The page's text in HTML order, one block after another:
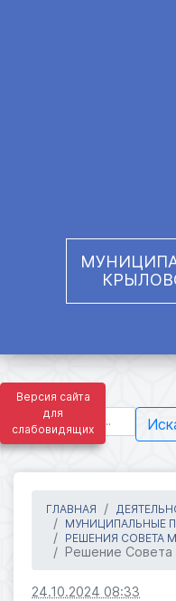
Версия сайта
для
слабовидящих
ГЛАВНАЯ
МУНИЦИПАЛЬНЫЕ
РЕШЕНИЯ СОВЕТА
Решение
24.10.2024 08:33